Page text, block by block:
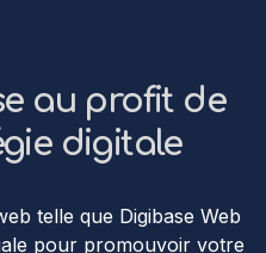
au profit de
digitale
telle que Digibase Web
pour promouvoir votre